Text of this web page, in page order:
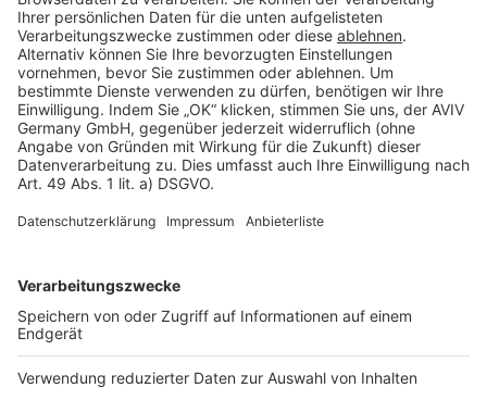
Rechtliches
AGB-Übersicht
Datenschutz
Impressum
Services
Bauprojekt-Quiz
Häuser-Suche
Hausanbieter-Suche